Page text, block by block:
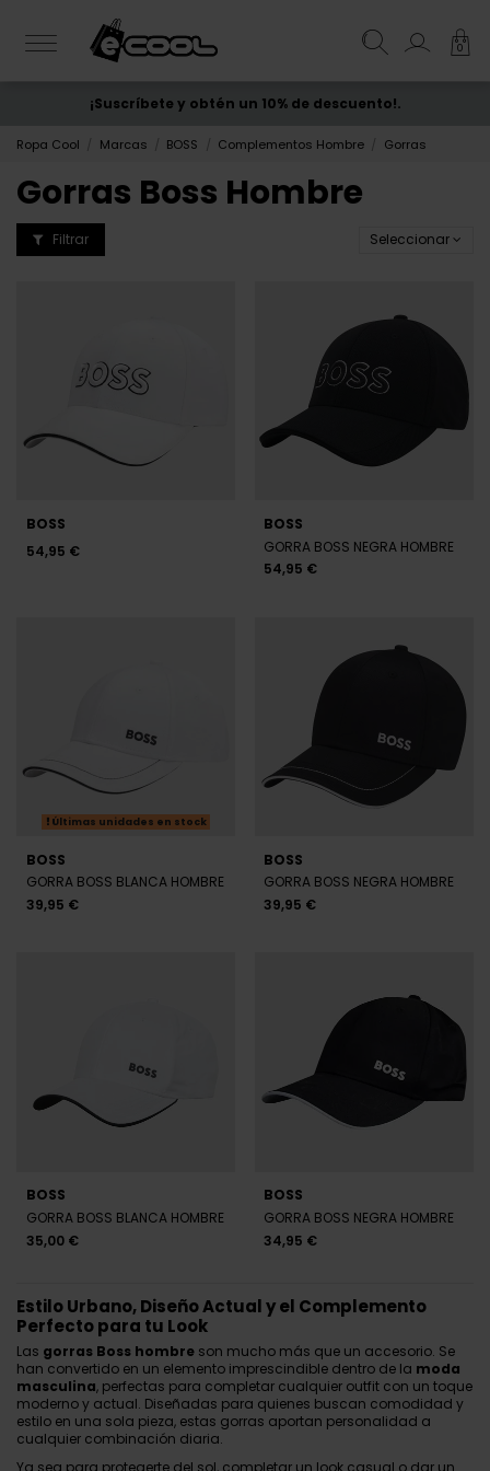
0
ENVÍO GRATIS desde 50€
¡Suscríbete y obtén un 10% de descuento!.
Ropa Cool Marcas BOSS Complementos Hombre Gorras
Gorras Boss Hombre
Filtrar Seleccionar
BOSS
54,95 €
BOSS
GORRA BOSS NEGRA HOMBRE
54,95 €
Últimas unidades en stock
BOSS
GORRA BOSS BLANCA HOMBRE
39,95 €
BOSS
GORRA BOSS NEGRA HOMBRE
39,95 €
BOSS
GORRA BOSS BLANCA HOMBRE
35,00 €
BOSS
GORRA BOSS NEGRA HOMBRE
34,95 €
Estilo Urbano, Diseño Actual y el Complemento
Perfecto para tu Look
Las gorras Boss hombre son mucho más que un accesorio. Se
han convertido en un elemento imprescindible dentro de la moda
masculina, perfectas para completar cualquier outfit con un toque
moderno y actual. Diseñadas para quienes buscan comodidad y
estilo en una sola pieza, estas gorras aportan personalidad a
cualquier combinación diaria.
Ya sea para protegerte del sol, completar un look casual o dar un